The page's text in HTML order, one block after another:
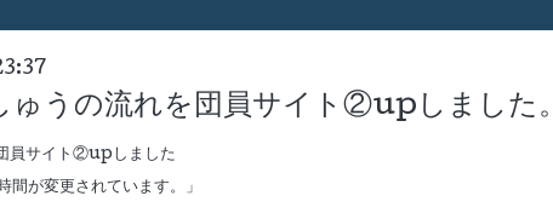
ゅうの流れを団員サイト②upしました。
員サイト②upしました
間が変更されています。」